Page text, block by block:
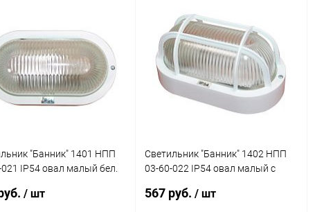
в 1 клик Сравнение
В наличии
Купить в 1 клик Сравнение
В избранное В наличии
"Банник" 1401 НПП
IP54 овал малый бел.
/ шт
Светильник "Банник" 1402 НПП
03-60-022 IP54 овал малый с
1005500884
567 руб./ шт